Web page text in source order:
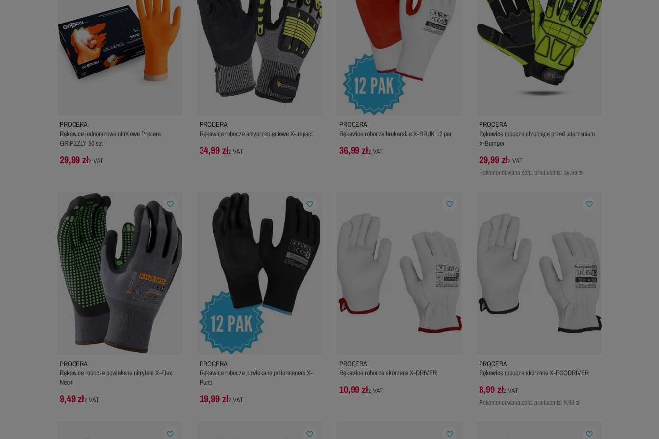
PROCERA
Rękawice jednorazowe nitrylowe Procera
GRIPZZLY 50 szt
29,99 złz VAT
PROCERA
Rękawice robocze antyprzecięciowe X-Impact
34,99 złz VAT
PROCERA
Rękawice robocze brukarskie X-BRUK 12 par
36,99 złz VAT
PROCERA
Rękawice robocze chroniące przed uderzeniem
X-Bumper
29,99 złz VAT
Rekomendowana cena producenta: 34,99 zł
PROCERA
Rękawice robocze powlekane nitrylem X-Flex
Neo+
9,49 złz VAT
favorite_border
PROCERA
Rękawice robocze powlekane poliuretanem X-
Puno
19,99 złz VAT
favorite_border
PROCERA
Rękawice robocze skórzane X-DRIVER
10,99 złz VAT
favorite_border
PROCERA
Rękawice robocze skórzane X-ECODRIVER
8,99 złz VAT
Rekomendowana cena producenta: 9,99 zł
favorite_border
favorite_border favorite_border favorite_border favorite_border